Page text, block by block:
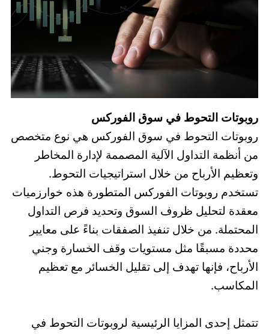
روبوتات التحوط في سوق الفوركس
روبوتات التحوط في سوق الفوركس هي نوع متخصص
من أنظمة التداول الآلية المصممة لإدارة المخاطر
وتعظيم الأرباح من خلال استراتيجيات التحوط.
تستخدم روبوتات الفوركس المتطورة هذه خوارزميات
معقدة لتحليل ظروف السوق وتحديد فرص التداول
المحتملة. من خلال تنفيذ الصفقات بناءً على معايير
محددة مسبقًا مثل مستويات وقف الخسارة وجني
الأرباح، فإنها تهدف إلى تقليل الخسائر مع تعظيم
المكاسب.
تتمثل إحدى المزايا الرئيسية لروبوتات التحوط في